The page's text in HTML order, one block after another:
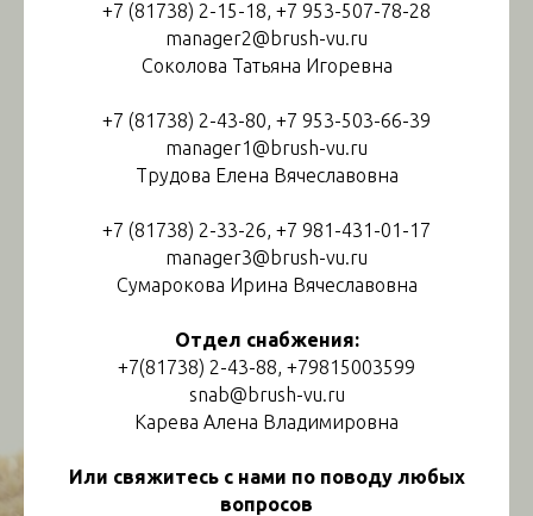
+7 (81738) 2-15-18, +7 953-507-78-28
manager2@brush-vu.ru
Соколова Татьяна Игоревна
+7 (81738) 2-43-80, +7 953-503-66-39
manager1@brush-vu.ru
Трудова Елена Вячеславовна
+7 (81738) 2-33-26, +7 981-431-01-17
manager3@brush-vu.ru
Сумарокова Ирина Вячеславовна
Отдел снабжения:
+7(81738) 2-43-88, +79815003599
snab@brush-vu.ru
Карева Алена Владимировна
Или свяжитесь с нами по поводу любых
вопросов